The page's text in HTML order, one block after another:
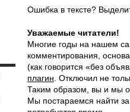
Ошибка в тексте?
Уважаемые читатели!
Многие годы на нашем
комментирования,
(как говорится «без
плагин . Отключил не
Таким образом, вы и мы
Мы постараемся найти